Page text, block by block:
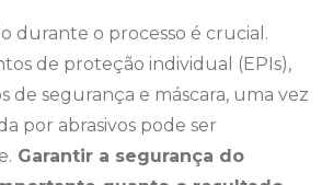
durante o processo é crucial.
de proteção individual (EPIs),
de segurança e máscara, uma vez
por abrasivos pode ser
Garantir a segurança do